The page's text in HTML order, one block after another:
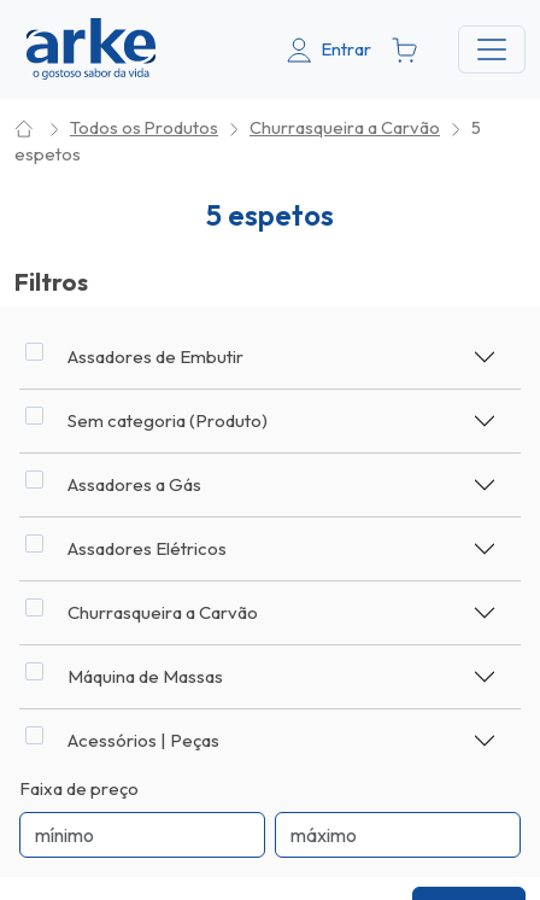
Entrar
Todos os Produtos Churrasqueira a Carvão
5
espetos
5 espetos
Filtros
Assadores de Embutir
Sem categoria (Produto)
Assadores a Gás
Assadores Elétricos
Churrasqueira a Carvão
Máquina de Massas
Acessórios | Peças
Faixa de preço